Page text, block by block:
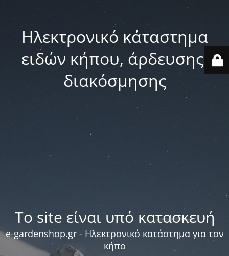
Ηλεκτρονικό κάταστημα
ειδών κήπου, άρδευσης,
διακόσμησης
Το site είναι υπό κατασκευή
e-gardenshop.gr - Ηλεκτρονικό κατάστημα για τον
κήπο